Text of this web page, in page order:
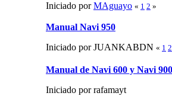
Iniciado porMAguayo « 1 2 »
Manual Navi 950
Iniciado por JUANKABDN « 1 2
Manual de Navi 600 y Navi 900
Iniciado por rafamayt